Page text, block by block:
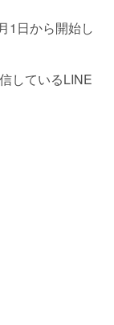
1日から開始し
しているLINE